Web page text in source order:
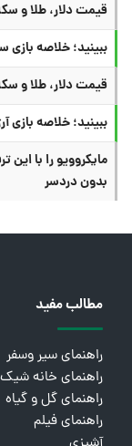
قیمت دلار، طلا و سکه
ببینید؛ خلاصه بازی سوئیس ۰ (۴) - کلمبیا ۰
قیمت دلار، طلا و سکه
ببینید؛ خلاصه بازی آرژانتین ۳ - مصر ۲
بدون دردسر
مطالب مفید
راهنمای سیر وسفر
راهنمای خانه شیک
راهنمای گل و گیاه
راهنمای فیلم